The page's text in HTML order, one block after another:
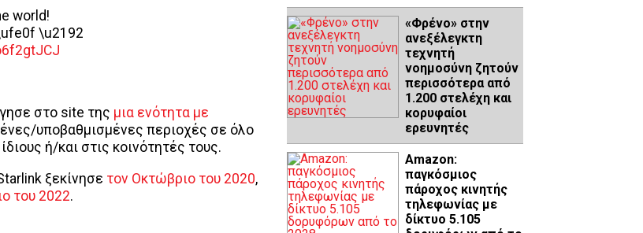
world!
\u2192
στο site της μια ενότητα με
υποβαθμισμένες περιοχές σε όλο
ή/και στις κοινότητές τους.
ξεκίνησε τον Οκτώβριο του 2020,
του 2022.
«Φρένο» στην
ανεξέλεγκτη
τεχνητή
νοημοσύνη ζητούν
περισσότερα από
1.200 στελέχη και
κορυφαίοι
ερευνητές
Amazon:
παγκόσμιος
πάροχος κινητής
τηλεφωνίας με
δίκτυο 5.105